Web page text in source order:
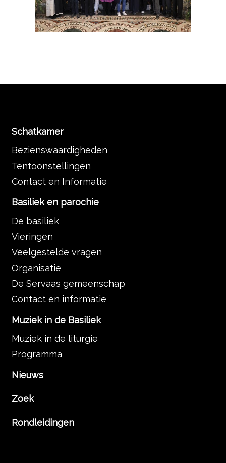
Schatkamer
Bezienswaardigheden
Tentoonstellingen
Contact en Informatie
Basiliek en parochie
De basiliek
Vieringen
Veelgestelde vragen
Organisatie
De Servaas gemeenschap
Contact en informatie
Muziek in de Basiliek
Muziek in de liturgie
Programma
Nieuws
Zoek
Rondleidingen